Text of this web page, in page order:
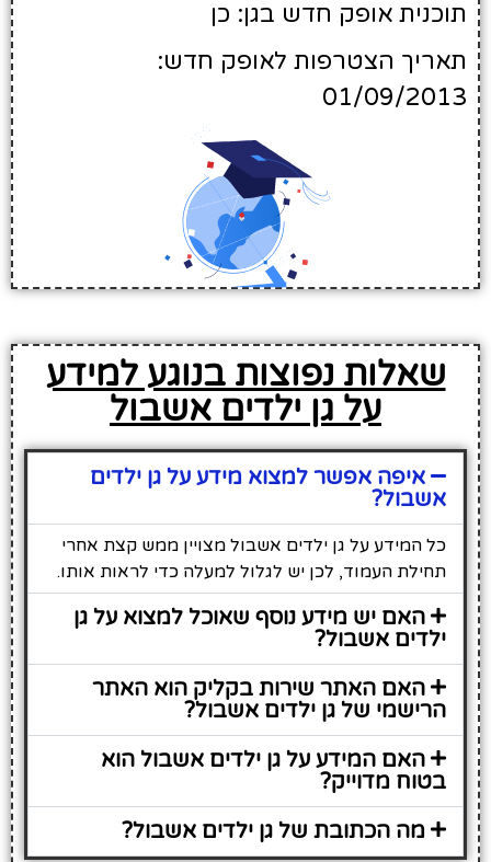
תוכנית אופק חדש בגן: כן
תאריך הצטרפות לאופק חדש:
01/09/2013
שאלות נפוצות בנוגע למידע
על גן ילדים אשבול
איפה אפשר למצוא מידע על גן ילדים
אשבול?
כל המידע על גן ילדים אשבול מצויין ממש קצת אחרי
תחילת העמוד, לכן יש לגלול למעלה כדי לראות אותו.
האם יש מידע נוסף שאוכל למצוא על גן
ילדים אשבול?
האם האתר שירות בקליק הוא האתר
הרישמי של גן ילדים אשבול?
האם המידע על גן ילדים אשבול הוא
בטוח מדוייק?
מה הכתובת של גן ילדים אשבול?